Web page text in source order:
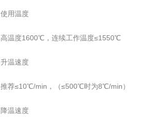
使用温度
高温度1600℃，连续工作温度≤1550℃
升温速度
推荐≤10℃/min，（≤500℃时为8℃/min）
降温速度